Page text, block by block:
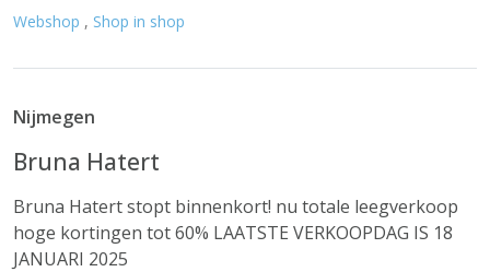
Webshop , Shop in shop
Nijmegen
Bruna Hatert
Bruna Hatert stopt binnenkort! nu totale leegverkoop
hoge kortingen tot 60% LAATSTE VERKOOPDAG IS 18
JANUARI 2025